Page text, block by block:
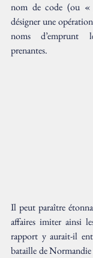
nom de code (ou
désigner une
noms d’emprunt
prenantes.
Il peut paraître
affaires imiter ainsi
rapport y aurait-il
bataille de